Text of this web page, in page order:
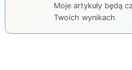
Moje artykuły będą
Twoich wynikach